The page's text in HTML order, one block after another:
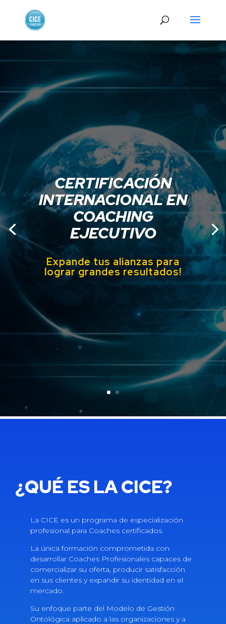
CERTIFICACIÓN
INTERNACIONAL EN
COACHING
EJECUTIVO
Expande tus alianzas para
lograr grandes resultados!
¿QUÉ ES LA CICE?
La CICE es un programa de especialización
profesional para Coaches certificados.
La única formación comprometida con
desarrollar Coaches Profesionales capaces de
comercializar su oferta, producir satisfacción
en sus clientes y expandir su identidad en el
mercado.
Su enfoque parte del Modelo de Gestión
Ontológica aplicado a las organizaciones y a